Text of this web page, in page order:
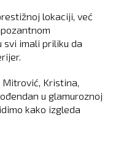
lokaciji, već
svi imali priliku da
Kristina,
u glamuroznoj
kako izgleda